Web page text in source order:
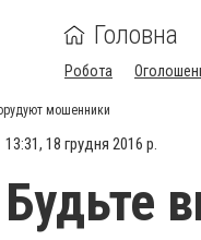
Головна
Робота
мошенники
13:31, 18 грудня 2016 р.
Будьте